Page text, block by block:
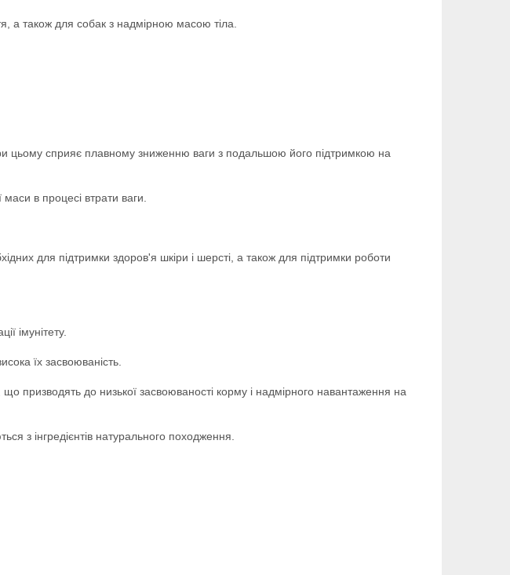
а також для собак з надмірною масою тіла.
цьому сприяє плавному зниженню ваги з подальшою його підтримкою на
в процесі втрати ваги.
для підтримки здоров'я шкіри і шерсті, а також для підтримки роботи
імунітету.
їх засвоюваність.
призводять до низької засвоюваності корму і надмірного навантаження на
з інгредієнтів натурального походження.